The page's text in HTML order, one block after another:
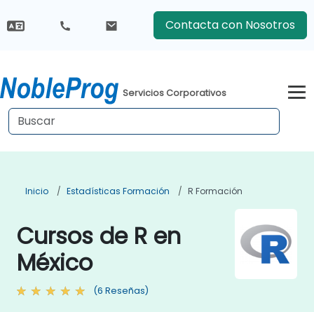
Contacta con Nosotros
Servicios Corporativos
Inicio Estadísticas Formación R Formación
Cursos de R en
México
(6 Reseñas)